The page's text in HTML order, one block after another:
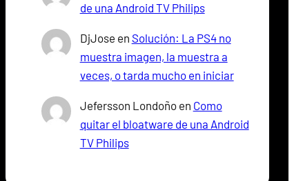
de una Android TV Philips
DjJose en Solución: La PS4 no
muestra imagen, la muestra a
veces, o tarda mucho en iniciar
Jefersson Londoñoen Como
quitar el bloatware de una Android
TV Philips